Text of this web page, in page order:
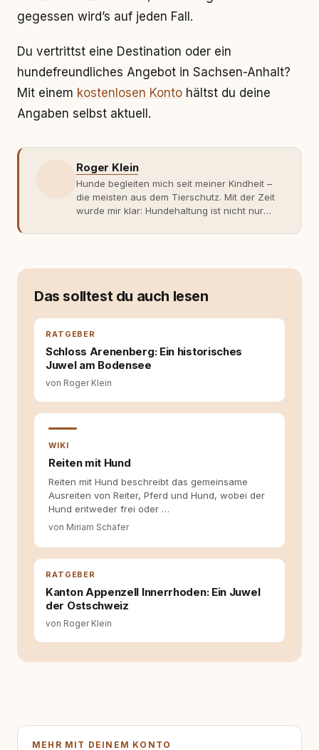
gegessen wird’s auf jeden Fall.
Du vertrittst eine Destination oder ein
hundefreundliches Angebot in Sachsen-Anhalt?
Mit einem kostenlosen Konto hältst du deine
Angaben selbst aktuell.
Roger Klein
Hunde begleiten mich seit meiner Kindheit –
die meisten aus dem Tierschutz. Mit der Zeit
wurde mir klar: Hundehaltung ist nicht nur
Fachwissen. Der Wendepunkt kam mit meinem
moderner Hundeerziehung
entsteht echte Bindung dort, wo Verständnis
Wissen ersetzt – nicht umgekehrt. Aus dieser
Entwicklung entstand rundum.dog – ein
Wissens- und Serviceportal für
und der Schweiz. Meine Überzeugung:
Tierschutz beginnt mit Wissen. Wer seinen
Hund versteht, trifft bessere Entscheidungen –
für ein Zusammenleben, das beiden guttut.
Das solltest du auch lesen
RATGEBER
Schloss Arenenberg: Ein historisches
Juwel am Bodensee
von Roger Klein
WIKI
Reiten mit Hund
Reiten mit Hund beschreibt das gemeinsame
Ausreiten von Reiter, Pferd und Hund, wobei der
Hund entweder frei oder …
von Miriam Schäfer
RATGEBER
Kanton Appenzell Innerrhoden: Ein Juwel
der Ostschweiz
von Roger Klein
MEHR MIT DEINEM KONTO